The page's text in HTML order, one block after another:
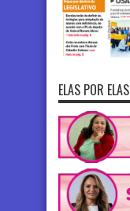
ELAS POR ELAS